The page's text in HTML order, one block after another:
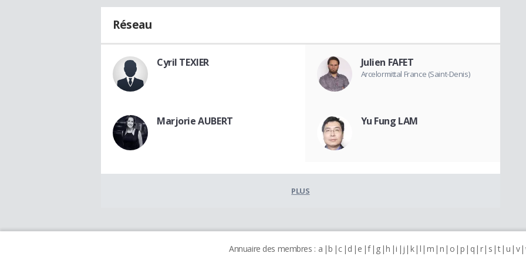
Réseau
Cyril TEXIER Julien FAFET
Arcelormittal France (Saint-Denis)
Marjorie AUBERT Yu Fung LAM
PLUS
Annuaire des membres : a b c d e f g h i j k l m n o p q r s t u v